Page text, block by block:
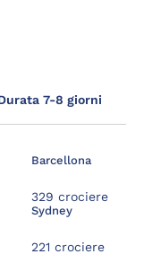
7-8 giorni
Barcellona
329 crociere
Sydney
221 crociere